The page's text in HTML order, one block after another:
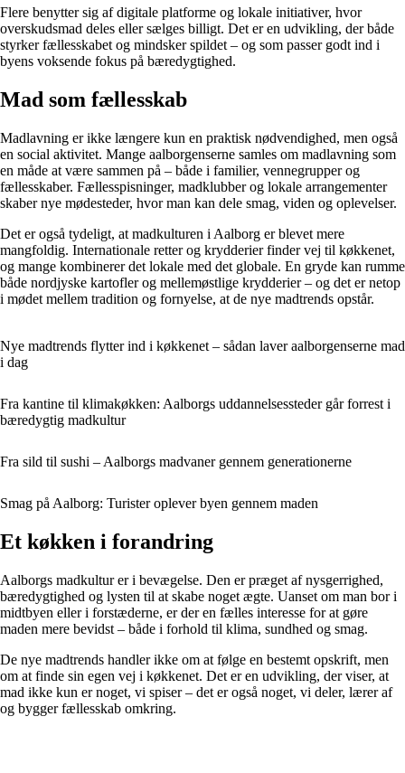
Flere benytter sig af digitale platforme og lokale initiativer, hvor
overskudsmad deles eller sælges billigt. Det er en udvikling, der både
styrker fællesskabet og mindsker spildet – og som passer godt ind i
byens voksende fokus på bæredygtighed.
Mad som fællesskab
Madlavning er ikke længere kun en praktisk nødvendighed, men også
en social aktivitet. Mange aalborgenserne samles om madlavning som
en måde at være sammen på – både i familier, vennegrupper og
fællesskaber. Fællesspisninger, madklubber og lokale arrangementer
skaber nye mødesteder, hvor man kan dele smag, viden og oplevelser.
Det er også tydeligt, at madkulturen i Aalborg er blevet mere
mangfoldig. Internationale retter og krydderier finder vej til køkkenet,
og mange kombinerer det lokale med det globale. En gryde kan rumme
både nordjyske kartofler og mellemøstlige krydderier – og det er netop
i mødet mellem tradition og fornyelse, at de nye madtrends opstår.
Nye madtrends flytter ind i køkkenet – sådan laver aalborgenserne mad
i dag
Fra kantine til klimakøkken: Aalborgs uddannelsessteder går forrest i
bæredygtig madkultur
Fra sild til sushi – Aalborgs madvaner gennem generationerne
Smag på Aalborg: Turister oplever byen gennem maden
Et køkken i forandring
Aalborgs madkultur er i bevægelse. Den er præget af nysgerrighed,
bæredygtighed og lysten til at skabe noget ægte. Uanset om man bor i
midtbyen eller i forstæderne, er der en fælles interesse for at gøre
maden mere bevidst – både i forhold til klima, sundhed og smag.
De nye madtrends handler ikke om at følge en bestemt opskrift, men
om at finde sin egen vej i køkkenet. Det er en udvikling, der viser, at
mad ikke kun er noget, vi spiser – det er også noget, vi deler, lærer af
og bygger fællesskab omkring.